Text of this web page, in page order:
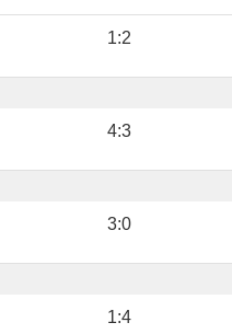
1:2
4:3
3:0
1:4